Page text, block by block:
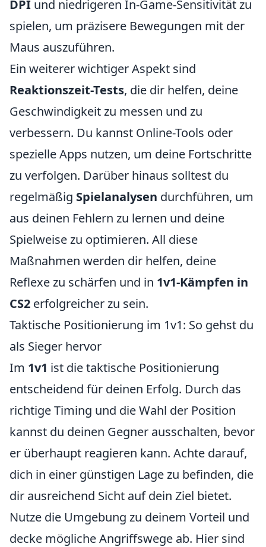
DPI und niedrigeren In-Game-Sensitivität zu
spielen, um präzisere Bewegungen mit der
Maus auszuführen.
Ein weiterer wichtiger Aspekt sind
Reaktionszeit-Tests, die dir helfen, deine
Geschwindigkeit zu messen und zu
verbessern. Du kannst Online-Tools oder
spezielle Apps nutzen, um deine Fortschritte
zu verfolgen. Darüber hinaus solltest du
regelmäßig Spielanalysen durchführen, um
aus deinen Fehlern zu lernen und deine
Spielweise zu optimieren. All diese
Maßnahmen werden dir helfen, deine
Reflexe zu schärfen und in 1v1-Kämpfen in
CS2 erfolgreicher zu sein.
Taktische Positionierung im 1v1: So gehst du
als Sieger hervor
Im 1v1 ist die taktische Positionierung
entscheidend für deinen Erfolg. Durch das
richtige Timing und die Wahl der Position
kannst du deinen Gegner ausschalten, bevor
er überhaupt reagieren kann. Achte darauf,
dich in einer günstigen Lage zu befinden, die
dir ausreichend Sicht auf dein Ziel bietet.
Nutze die Umgebung zu deinem Vorteil und
decke mögliche Angriffswege ab. Hier sind